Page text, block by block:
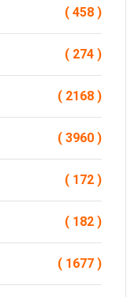
( 458 )
( 274 )
( 2168 )
( 3960 )
( 172 )
( 182 )
( 1677 )